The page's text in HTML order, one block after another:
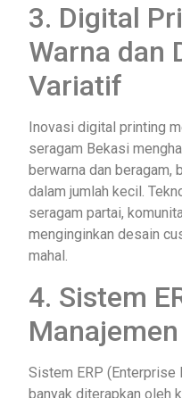
3. Digital
Warna dan
Variatif
Inovasi digital printing
seragam Bekasi
berwarna dan beragam,
dalam jumlah kecil.
seragam partai,
menginginkan desain
mahal.
4. Sistem
Sistem ERP (Enterprise
banyak diterapkan oleh